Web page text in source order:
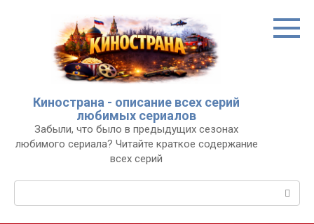
Кинострана - описание всех серий
любимых сериалов
Забыли, что было в предыдущих сезонах
любимого сериала? Читайте краткое содержание
всех серий